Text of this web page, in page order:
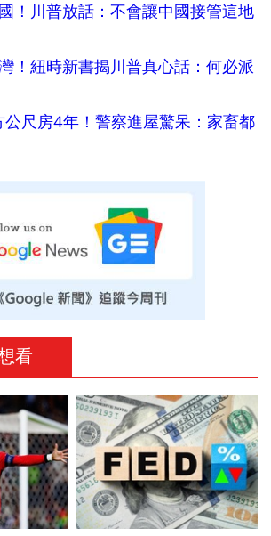
！川普放話：不會讓中國接管這地
！紐時新書揭川普真心話：何必派
尺房4年！警察進屋驚呆：家畜都
看